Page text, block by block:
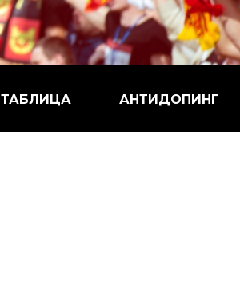
ТАБЛИЦА АНТИДОПИНГ